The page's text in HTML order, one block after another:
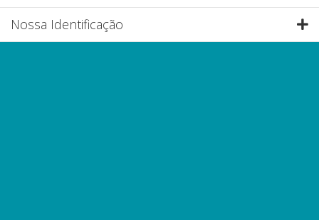
Nossa Identificação